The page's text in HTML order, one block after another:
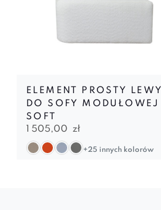
ELEMENT PROSTY LEWY
DO SOFY MODUŁOWEJ
SOFT
1 505,00 zł
+25 innych kolorów